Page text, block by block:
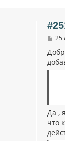
С
о
б
щ
25
Да ,
что